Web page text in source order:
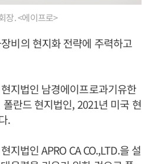
장. <에이프로>
비의 현지화 전략에 주력하고
지법인 남경에이프로과기유한
란드 현지법인, 2021년 미국 현
.
지법인 APRO CA CO.,LTD.을 설